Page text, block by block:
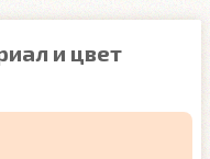
и цвет